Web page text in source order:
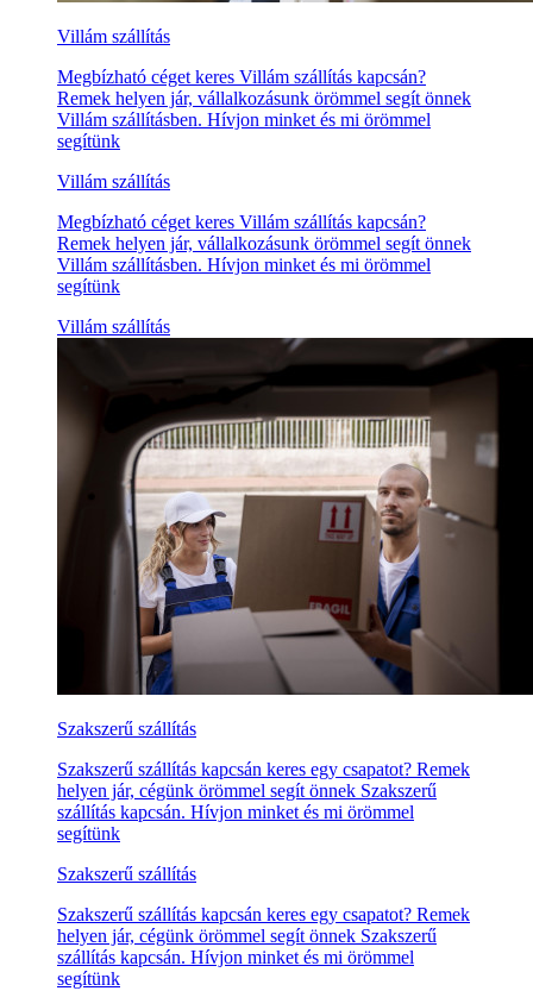
Villám szállítás
Megbízható céget keres Villám szállítás kapcsán?
Remek helyen jár, vállalkozásunk örömmel segít önnek
Villám szállításben. Hívjon minket és mi örömmel
segítünk
Villám szállítás
Megbízható céget keres Villám szállítás kapcsán?
Remek helyen jár, vállalkozásunk örömmel segít önnek
Villám szállításben. Hívjon minket és mi örömmel
segítünk
Villám szállítás
Szakszerű szállítás
Szakszerű szállítás kapcsán keres egy csapatot? Remek
helyen jár, cégünk örömmel segít önnek Szakszerű
szállítás kapcsán. Hívjon minket és mi örömmel
segítünk
Szakszerű szállítás
Szakszerű szállítás kapcsán keres egy csapatot? Remek
helyen jár, cégünk örömmel segít önnek Szakszerű
szállítás kapcsán. Hívjon minket és mi örömmel
segítünk